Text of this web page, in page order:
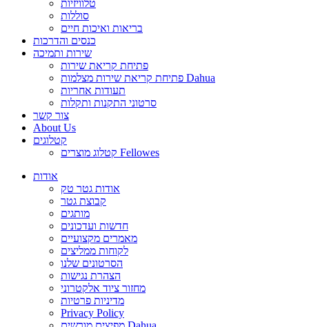
טלוויזיות
סוללות
בריאות ואיכות חיים
כנסים והדרכות
שירות ותמיכה
פתיחת קריאת שירות
פתיחת קריאת שירות מצלמות Dahua
תעודות אחריות
סרטוני התקנות ותקלות
צור קשר
About Us
קטלוגים
קטלוג מוצרים Fellowes
אודות
אודות גטר טק
קבוצת גטר
מותגים
חדשות ועדכונים
מאמרים מקצועיים
לקוחות ממליצים
הסרטונים שלנו
הצהרת נגישות
מחזור ציוד אלקטרוני
מדיניות פרטיות
Privacy Policy